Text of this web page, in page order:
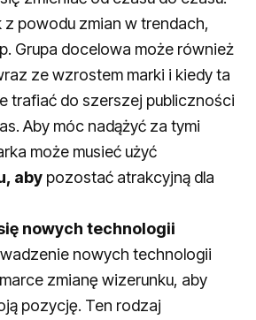
z powodu zmian w trendach,
Grupa docelowa może również
ze wzrostem marki i kiedy ta
trafiać do szerszej publiczności
Aby móc nadążyć za tymi
może musieć użyć
aby pozostać atrakcyjną dla
nowych technologii
nowych technologii
zmianę wizerunku, aby
pozycję. Ten rodzaj